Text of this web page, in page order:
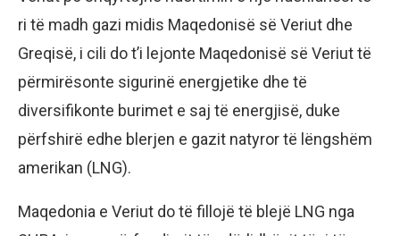
ri të madh gazi midis Maqedonisë së Veriut dhe
Greqisë, i cili do t’i lejonte Maqedonisë së Veriut të
përmirësonte sigurinë energjetike dhe të
diversifikonte burimet e saj të energjisë, duke
përfshirë edhe blerjen e gazit natyror të lëngshëm
amerikan (LNG).
Maqedonia e Veriut do të fillojë të blejë LNG nga